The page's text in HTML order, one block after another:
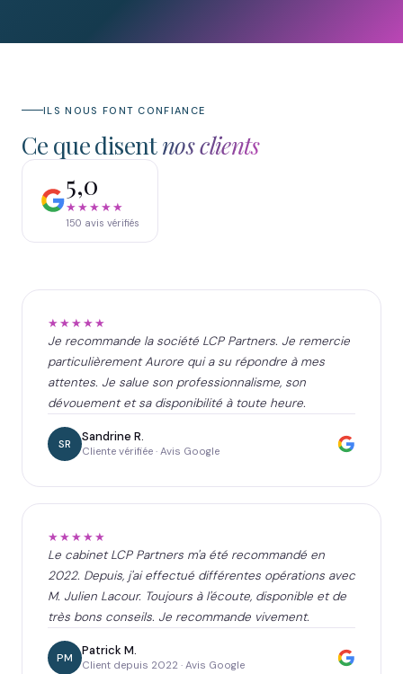
ILS NOUS FONT CONFIANCE
Ce que disentnos clients
5,0
★★★★★
150 avis vérifiés
★★★★★
Je recommande la société LCP Partners. Je remercie
particulièrement Aurore qui a su répondre à mes
attentes. Je salue son professionnalisme, son
dévouement et sa disponibilité à toute heure.
SR Sandrine R.
Cliente vérifiée · Avis Google
★★★★★
Le cabinet LCP Partners m'a été recommandé en
2022. Depuis, j'ai effectué différentes opérations avec
M. Julien Lacour. Toujours à l'écoute, disponible et de
très bons conseils. Je recommande vivement.
PM Patrick M.
Client depuis 2022 · Avis Google